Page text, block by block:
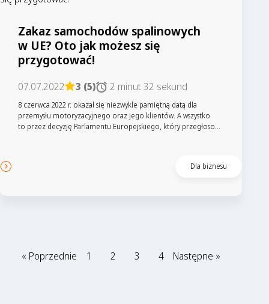
Zakaz samochodów spalinowych
w UE? Oto jak możesz się
przygotować!
07.07.2022 3 (5) 2 minut 32 sekund
8 czerwca 2022 r. okazał się niezwykle pamiętną datą dla
przemysłu motoryzacyjnego oraz jego klientów. A wszystko
to przez decyzję Parlamentu Europejskiego, który przegłoso...
Dla biznesu
« Poprzednie 1 2 3 4 Następne »